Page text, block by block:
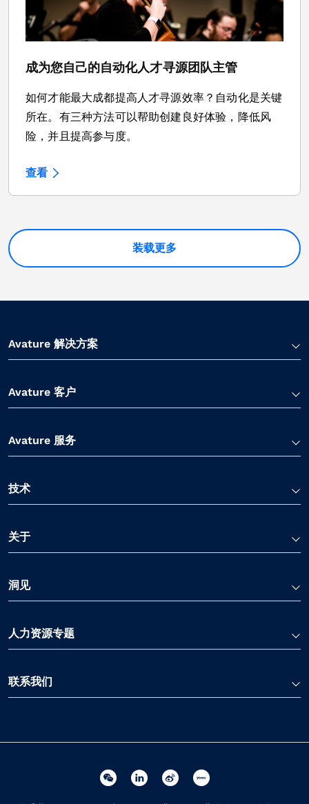
成为您自己的自动化人才寻源团队主管
如何才能最大成都提高人才寻源效率？自动化是关键
所在。有三种方法可以帮助创建良好体验，降低风
险，并且提高参与度。
查看
装载更多
Avature 解决方案
Avature 客户
Avature 服务
技术
关于
洞见
人力资源专题
联系我们
Linkedin 关联
Weibo 关联Youku 关联